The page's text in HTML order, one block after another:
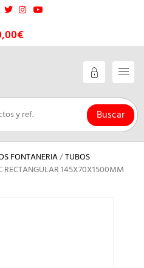
Buscar
FONTANERIA/TUBOS
145X70X1500MM